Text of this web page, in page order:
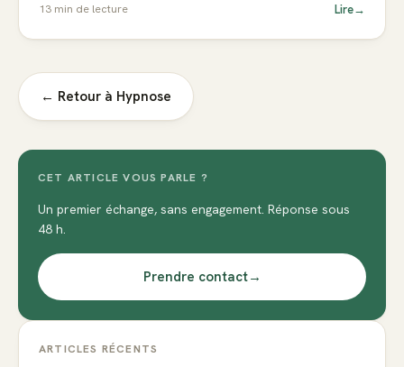
13 min de lecture Lire→
← Retour à Hypnose
CET ARTICLE VOUS PARLE ?
Un premier échange, sans engagement. Réponse sous
48 h.
Prendre contact→
ARTICLES RÉCENTS